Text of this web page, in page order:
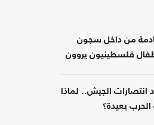
من داخل سجون
فلسطينيون يروون
انتصارات الجيش.. لماذا
الحرب بعيدة؟